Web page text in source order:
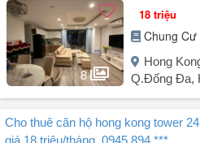
- Tháp B, tầng 12 view sang Đại sứ
- Gia chủ muốn cho thuê HĐ lâu dài,
Cọc 1 thanh toán trước 6 tháng;
- Giá thuê:
+ Giá net chưa thuế 14 triệu/tháng;
+ Tiền thuế VAT & thuế TNCN do
8
18 triệu
Chung Cư
Hong
Q.Đống Đa,
Người đăng: Lê Lựu
(19 tin đăng)
Cho thuê căn hộ chung cư Hongkong
Cho thuê căn hộ hong kong tower
giá 18 triệu/tháng. 0945 894 ***